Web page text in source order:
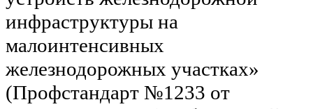
инфраструктуры на
малоинтенсивных
железнодорожных участках»
(Профстандарт №1233 от